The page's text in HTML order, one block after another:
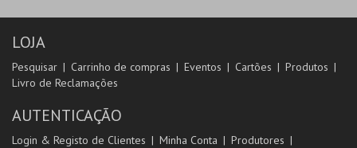
LOJA
Pesquisar Carrinho de compras Eventos Cartões
Produtos
Livro de Reclamações
AUTENTICAÇÃO
Login & Registo de Clientes Minha Conta
Produtores